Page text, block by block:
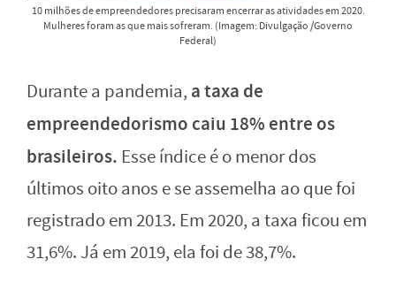
10 milhões de empreendedores precisaram encerrar as atividades em 2020.
Mulheres foram as que mais sofreram. (Imagem: Divulgação /Governo
Federal)
Durante a pandemia, a taxa de
empreendedorismo caiu 18% entre os
brasileiros. Esse índice é o menor dos
últimos oito anos e se assemelha ao que foi
registrado em 2013. Em 2020, a taxa ficou em
31,6%. Já em 2019, ela foi de 38,7%.